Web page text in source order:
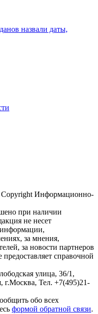
назвали даты,
Информационно-
при наличии
не несет
информации,
за мнения,
за новости партнеров
справочной
улица, 36/1 ,
г.Москва, Тел. +7(495)21-
обо всех
формой обратной связи.